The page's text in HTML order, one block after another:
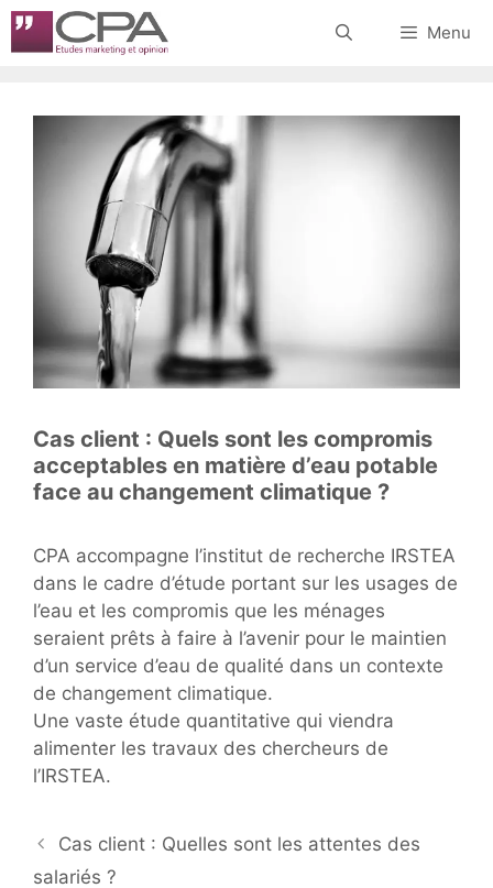
Aller
au
Menu
Cas client : Quels sont les compromis
acceptables en matière d’eau potable
face au changement climatique ?
CPA accompagne l’institut de recherche IRSTEA
dans le cadre d’étude portant sur les usages de
l’eau et les compromis que les ménages
seraient prêts à faire à l’avenir pour le maintien
d’un service d’eau de qualité dans un contexte
de changement climatique.
Une vaste étude quantitative qui viendra
alimenter les travaux des chercheurs de
l’IRSTEA.
Navigation
des
Cas client : Quelles sont les attentes des
salariés ?